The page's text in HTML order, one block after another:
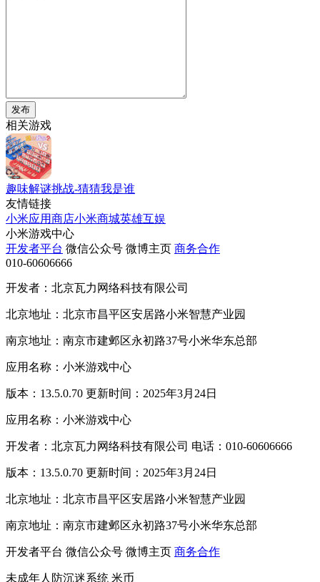
发布
相关游戏
趣味解谜挑战-猜猜我是谁
友情链接
小米应用商店小米商城英雄互娱
小米游戏中心
开发者平台 微信公众号 微博主页 商务合作
010-60606666
开发者：北京瓦力网络科技有限公司
北京地址：北京市昌平区安居路小米智慧产业园
南京地址：南京市建邺区永初路37号小米华东总部
应用名称：小米游戏中心
版本：13.5.0.70 更新时间：2025年3月24日
应用名称：小米游戏中心
开发者：北京瓦力网络科技有限公司 电话：010-60606666
版本：13.5.0.70 更新时间：2025年3月24日
北京地址：北京市昌平区安居路小米智慧产业园
南京地址：南京市建邺区永初路37号小米华东总部
开发者平台 微信公众号 微博主页 商务合作
未成年人防沉迷系统 米币